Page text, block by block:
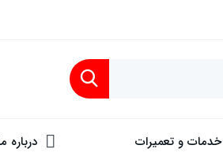
خدمات و تعمیرات درباره